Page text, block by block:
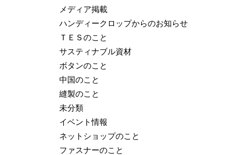
メディア掲載
ハンディークロップからのお知らせ
ＴＥＳのこと
サスティナブル資材
ボタンのこと
中国のこと
縫製のこと
未分類
イベント情報
ネットショップのこと
ファスナーのこと